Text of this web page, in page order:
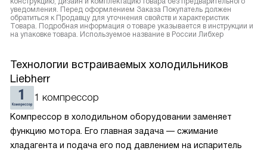
уведомления. Перед оформлением Заказа Покупатель должен
обратиться к Продавцу для уточнения свойств и характеристик
Товара. Подробная информация о товаре указывается в инструкции и
на упаковке товара. Используемое название в России Либхер
Технологии встраиваемых холодильников
Liebherr
1 компрессор
Компрессор в холодильном оборудовании заменяет
функцию мотора. Его главная задача — сжимание
хладагента и подача его под давлением на испаритель